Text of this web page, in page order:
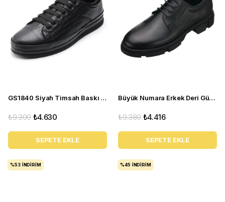
GS1840 Siyah Timsah Baskı Deri Büyük Numara Erkek Spor Ayakkabı
₺4.630
₺9.300
SEPETE EKLE
Büyük Numara Erkek Deri Gündelik Ayakkabı - CK4296 Siyah
₺4.416
₺9.380
SEPETE EKLE
%53 İNDIRIM %45 İNDIRIM